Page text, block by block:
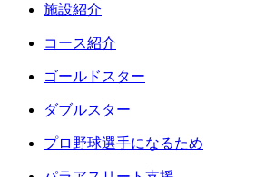
施設紹介
コース紹介
ゴールドスター
ダブルスター
プロ野球選手になるため